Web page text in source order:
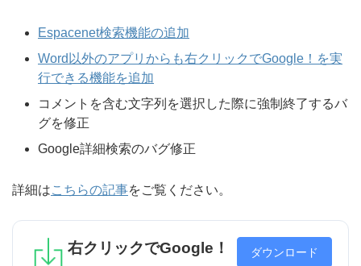
Espacenet検索機能の追加
Word以外のアプリからも右クリックでGoogle！を実
行できる機能を追加
コメントを含む文字列を選択した際に強制終了するバ
グを修正
Google詳細検索のバグ修正
詳細はこちらの記事をご覧ください。
右クリックでGoogle！ ダウンロード